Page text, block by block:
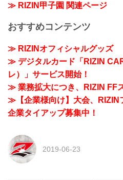
≫ RIZIN甲子園 関連ページ
おすすめコンテンツ
≫ RIZINオフィシャルグッズ
≫ デジタルカード「RIZIN
レ）」サービス開始！
≫ 業務拡大につき、RIZIN FF
≫【企業様向け】大会、RIZIN
企業タイアップ募集中！
2019-06-23